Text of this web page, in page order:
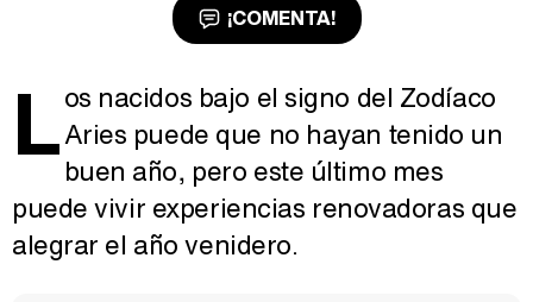
¡COMENTA!
Los nacidos bajo el signo del Zodíaco
Aries puede que no hayan tenido un
buen año, pero este último mes
puede vivir experiencias renovadoras que
alegrar el año venidero.